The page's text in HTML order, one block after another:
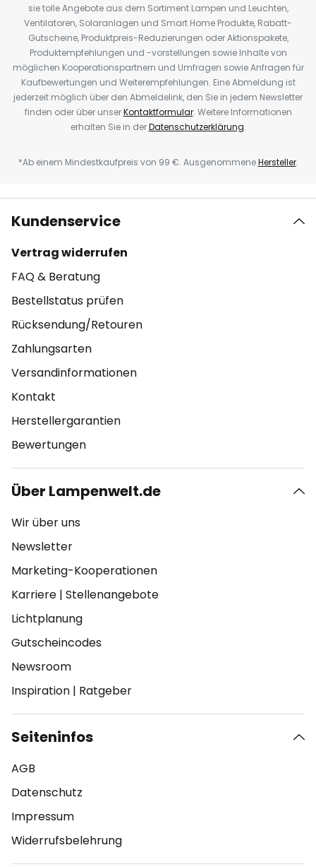
sie tolle Angebote aus dem Sortiment Lampen und Leuchten,
Ventilatoren, Solaranlagen und Smart Home Produkte, Rabatt-
Gutscheine, Produktpreis-Reduzierungen oder Aktionspakete,
Produktempfehlungen und -vorstellungen sowie Inhalte von
möglichen Kooperationspartnern und Umfragen sowie Anfragen für
Kaufbewertungen und Weiterempfehlungen. Eine Abmeldung ist
jederzeit möglich über den Abmeldelink, den Sie in jedem Newsletter
finden oder über unserKontaktformular. Weitere Informationen
erhalten Sie in derDatenschutzerklärung.
*Ab einem Mindestkaufpreis von 99 €. AusgenommeneHersteller.
Kundenservice
Vertrag widerrufen
FAQ & Beratung
Bestellstatus prüfen
Rücksendung/Retouren
Zahlungsarten
Versandinformationen
Kontakt
Herstellergarantien
Bewertungen
Über Lampenwelt.de
Wir über uns
Newsletter
Marketing-Kooperationen
Karriere | Stellenangebote
Lichtplanung
Gutscheincodes
Newsroom
Inspiration | Ratgeber
Seiteninfos
AGB
Datenschutz
Impressum
Widerrufsbelehrung